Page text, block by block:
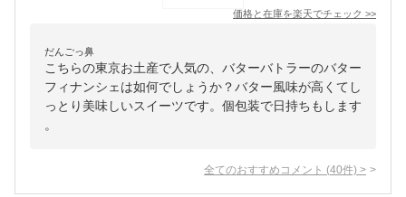
価格と在庫を楽天でチェック >>
だんごっ鼻
こちらの東京お土産で人気の、バターバトラーのバター
フィナンシェは如何でしょうか？バター風味が高くてし
っとり美味しいスイーツです。個包装で日持ちもします
。
全てのおすすめコメント (40件) >